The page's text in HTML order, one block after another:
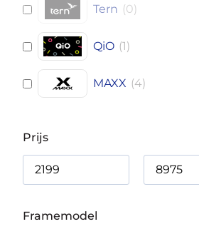
Tern (0)
QiO (1)
MAXX (4)
Prijs
Framemodel